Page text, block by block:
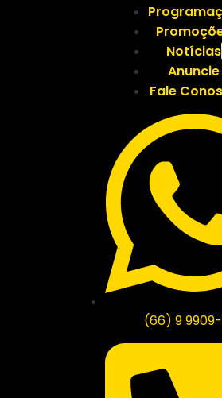
Notícias
Anuncie
Fale
(66) 9 9909-